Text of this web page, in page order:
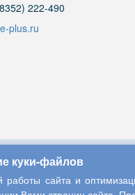
222-490
plus.ru
куки-файлов
работы сайта и